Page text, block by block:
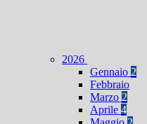
2026
Gennaio 2
Febbraio
Marzo 2
Aprile 4